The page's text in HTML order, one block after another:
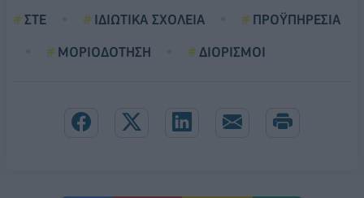
ΣΤΕ ΙΔΙΩΤΙΚΑ ΣΧΟΛΕΙΑ
ΠΡΟΫΠΗΡΕΣΙΑ
ΜΟΡΙΟΔΟΤΗΣΗ
ΔΙΟΡΙΣΜΟΙ